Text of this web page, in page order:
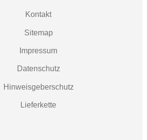
Kontakt
Sitemap
Impressum
Datenschutz
Hinweisgeberschutz
Lieferkette